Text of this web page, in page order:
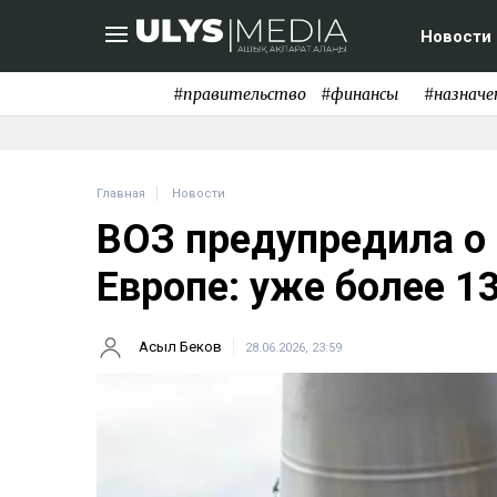
Новости
#правительство #финансы
Главная Новости
ВОЗ предупредила
Европе: уже более
Асыл Беков 28.06.2026, 23:59